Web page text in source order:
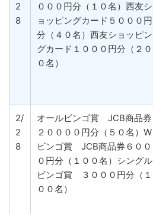
2
8
０００円分（１０名）西友シ
ョッピングカード５０００円
分（４０名）西友ショッピン
グカード１０００円分（２０
０名）
2/
2
8
オールビンゴ賞 JCB商品券
２００００円分（５０名）W
ビンゴ賞 JCB商品券６００
０円分（１００名）シングル
ビンゴ賞 ３０００円分（１
００名）